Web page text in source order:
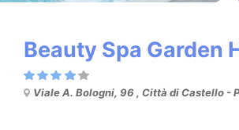
Beauty Spa Garden
Viale A. Bologni, 96 , Città di Castello -